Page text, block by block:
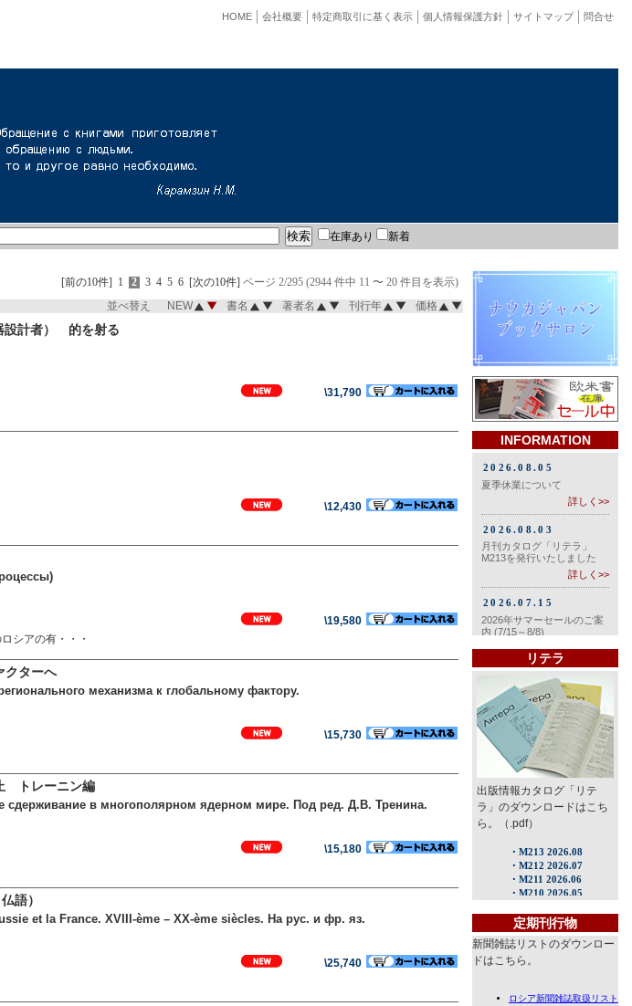
問合せ
サイトマップ
個人情報保護方針
特定商取引に基く表示
会社概要
HOME
在庫あり 新着
[前の10件] 1 2 3 4 5 6 [次の10件] ページ 2/295 (2944 件中 11 〜 20 件目を表示)
並べ替え NEW 書名 著者名 刊行年 価格
設計者） 的を射る
\31,790
した女性たち
\12,430
\19,580
シアの有・・・
クターへ
механизма к глобальному фактору.
\15,730
トレーニン編
сдерживание в многополярном ядерном мире. Под ред. Д.В. Тренина.
\15,180
仏語）
et la France. XVIII-ème – XX-ème siècles. На рус. и фр. яз.
\25,740
INFORMATION
リテラ
出版情報カタログ「リテ
ラ」のダウンロードはこち
ら。（.pdf）
定期刊行物
新聞雑誌リストのダウンロー
ドはこちら。